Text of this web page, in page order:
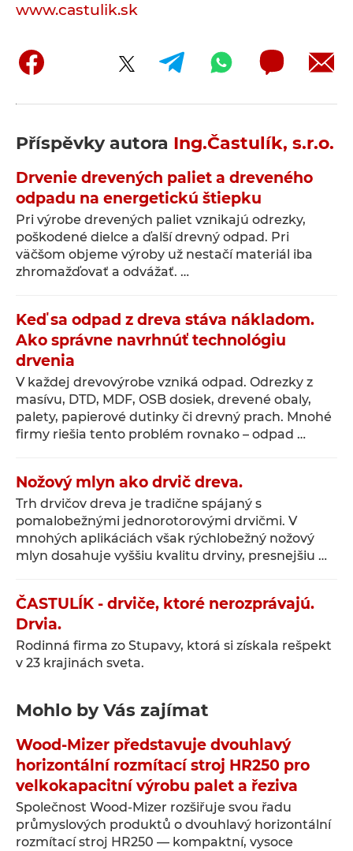
www.castulik.sk
Příspěvky autora Ing.Častulík, s.r.o.
Drvenie drevených paliet a dreveného
odpadu na energetickú štiepku
Pri výrobe drevených paliet vznikajú odrezky,
poškodené dielce a ďalší drevný odpad. Pri
väčšom objeme výroby už nestačí materiál iba
zhromažďovať a odvážať. …
Keď sa odpad z dreva stáva nákladom.
Ako správne navrhnúť technológiu
drvenia
V každej drevovýrobe vzniká odpad. Odrezky z
masívu, DTD, MDF, OSB dosiek, drevené obaly,
palety, papierové dutinky či drevný prach. Mnohé
firmy riešia tento problém rovnako – odpad …
Nožový mlyn ako drvič dreva.
Trh drvičov dreva je tradične spájaný s
pomalobežnými jednorotorovými drvičmi. V
mnohých aplikáciách však rýchlobežný nožový
mlyn dosahuje vyššiu kvalitu drviny, presnejšiu …
ČASTULÍK - drviče, ktoré nerozprávajú.
Drvia.
Rodinná firma zo Stupavy, ktorá si získala rešpekt
v 23 krajinách sveta.
Mohlo by Vás zajímat
Wood-Mizer představuje dvouhlavý
horizontální rozmítací stroj HR250 pro
velkokapacitní výrobu palet a řeziva
Společnost Wood-Mizer rozšiřuje svou řadu
průmyslových produktů o dvouhlavý horizontální
rozmítací stroj HR250 — kompaktní, vysoce